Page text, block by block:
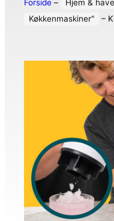
Forside – Hjem & have
Køkkenmaskiner"
–